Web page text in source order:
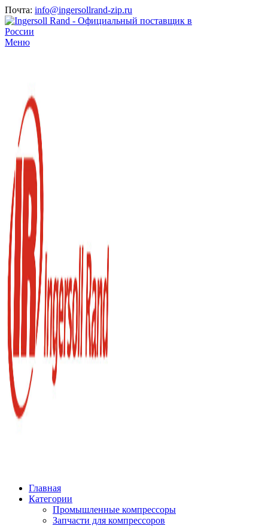
Почта: info@ingersollrand-zip.ru
Меню
Главная
Категории
Промышленные компрессоры
Запчасти для компрессоров